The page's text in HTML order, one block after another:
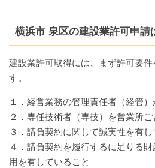
横浜市 泉区の建設業許可申請
建設業許可取得には、まず許可要
す。
１．経営業務の管理責任者（経管）
２．専任技術者（専技）を営業所
３．請負契約に関して誠実性を有し
４．請負契約を履行するに足りる
用を有していること